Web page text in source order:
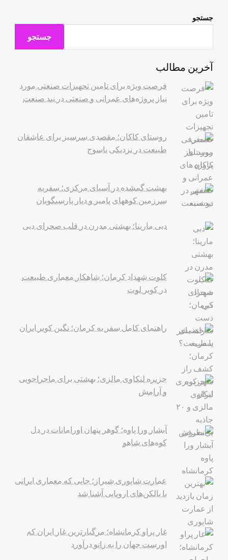
جستجو
جستجو
آخرین مطالب
فرصت ویژه برای تامین تجهیزات صنعتی مورد
نیاز پروژه‌های عمرانی و صنعتی در نید صنعت
روستای کاکان؛ مقصدی سرسبز برای عاشقان
طبیعت در نزدیکی یاسوج
بهشت گمشده در آسیای مرکزی؛ سفربه
سرزمین کوههای پامیر و دیار پارسیگویان
دبی مارینا؛ بهشتی مدرن در قلب صحرای دبی
کلوت شهداد کرمان؛ شاهکار معماری طبیعت
در کویر لوت
راهنمای کامل سفر به کرمان؛ نگین کویر ایران
جزیره لنکاوی مالزی؛ بهشتی برای ماجراجویی
و آرامش
آبشار ورا پاوه؛ گوهر پنهان اورامانات در دل
کوه‌های شاهو
عمارت شاپوری شیراز؛ جایی که معماری ایرانی
با بالکن‌های اروپایی آشنا شد
غار پراو کرمانشاه؛ مرگبارترین غار ایران که
اورست جهان را به زانو درآورد